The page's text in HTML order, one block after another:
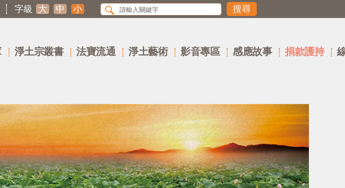
字級 大 中 小
淨土宗叢書 法寶流通 淨土藝術 影音專區 感應故事 捐款護持